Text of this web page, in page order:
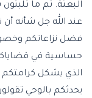
البعثة. ثم ما
عند الله جل شأنه
فضل نزاعاتكم
حساسية في
الذي يشكل كرامتكم
يحدثكم بالوحي